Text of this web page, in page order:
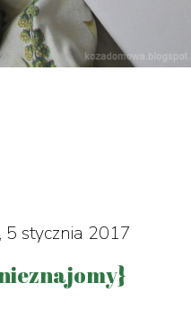
5 stycznia 2017